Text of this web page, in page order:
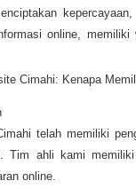
online,
Cimahi: Kenapa
telah memiliki
Tim ahli kami
online.